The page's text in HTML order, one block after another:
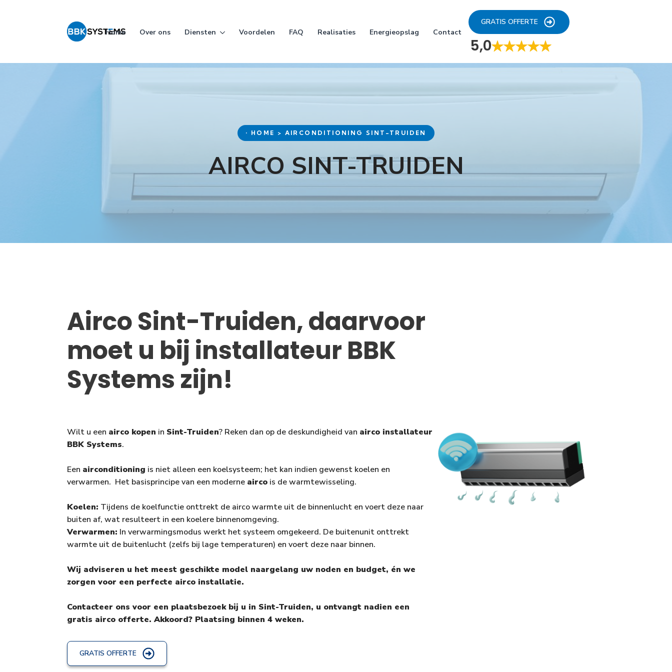
Home Over ons Diensten Voordelen FAQ Realisaties Energieopslag Contact
GRATIS OFFERTE
5,0
• HOME > AIRCONDITIONING SINT-TRUIDEN
AIRCO SINT-TRUIDEN
Airco Sint-Truiden, daarvoor
moet u bij installateur BBK
Systems zijn!
Wilt u een airco kopen in Sint-Truiden? Reken dan op de deskundigheid van airco installateur
BBK Systems.
Een airconditioning is niet alleen een koelsysteem; het kan indien gewenst koelen en
verwarmen. Het basisprincipe van een moderne airco is de warmtewisseling.
Koelen: Tijdens de koelfunctie onttrekt de airco warmte uit de binnenlucht en voert deze naar
buiten af, wat resulteert in een koelere binnenomgeving.
Verwarmen: In verwarmingsmodus werkt het systeem omgekeerd. De buitenunit onttrekt
warmte uit de buitenlucht (zelfs bij lage temperaturen) en voert deze naar binnen.
Wij adviseren u het meest geschikte model naargelang uw noden en budget, én we
zorgen voor een perfecte airco installatie.
Contacteer ons voor een plaatsbezoek bij u in Sint-Truiden, u ontvangt nadien een
gratis airco offerte. Akkoord? Plaatsing binnen 4 weken.
GRATIS OFFERTE